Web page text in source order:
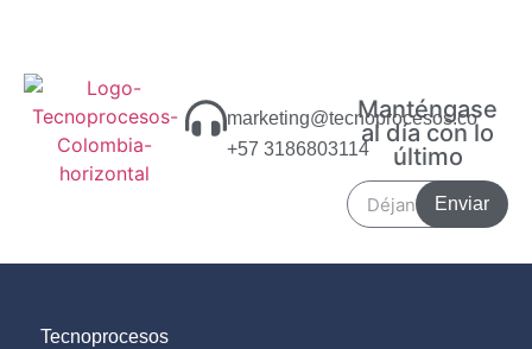
marketing@tecnoprocesos.co
+57 3186803114
Manténgase
al día con lo
último
Enviar
Tecnoprocesos